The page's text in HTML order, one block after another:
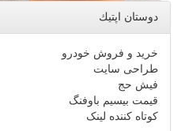
دوستان اپتیك
خرید و فروش خودرو
طراحی سایت
فیش حج
قیمت بیسیم باوفنگ
کوتاه کننده لینک